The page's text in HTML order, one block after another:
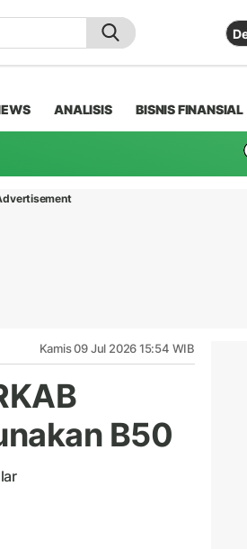
ANALISIS BISNIS FINANSIAL
Kamis 09 Jul 2026 15:54 WIB
B50